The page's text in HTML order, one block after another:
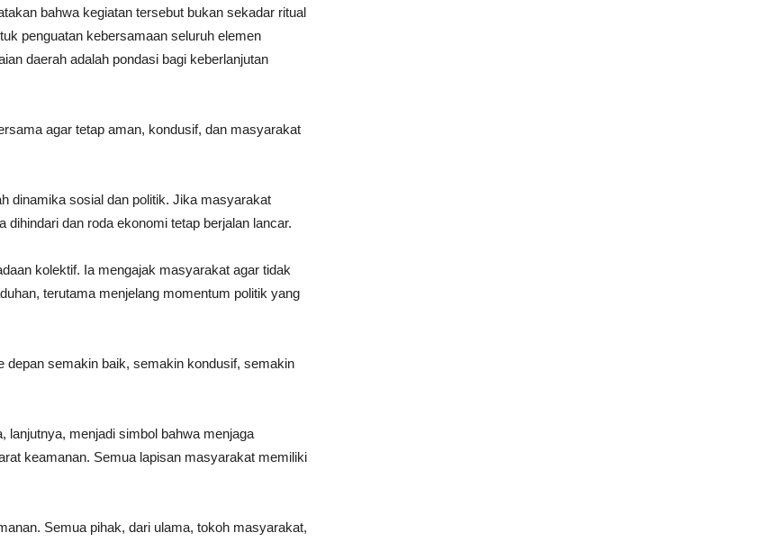
bahwa kegiatan tersebut bukan sekadar ritual
penguatan kebersamaan seluruh elemen
daerah adalah pondasi bagi keberlanjutan
agar tetap aman, kondusif, dan masyarakat
dinamika sosial dan politik. Jika masyarakat
dan roda ekonomi tetap berjalan lancar.
kolektif. Ia mengajak masyarakat agar tidak
terutama menjelang momentum politik yang
depan semakin baik, semakin kondusif, semakin
lanjutnya, menjadi simbol bahwa menjaga
keamanan. Semua lapisan masyarakat memiliki
Semua pihak, dari ulama, tokoh masyarakat,